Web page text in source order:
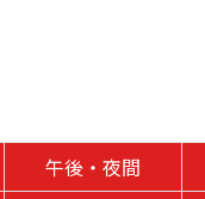
午後・夜間